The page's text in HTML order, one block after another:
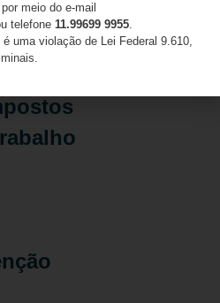
meio do e-mail
telefone 11.99699 9955.
uma violação de Lei Federal 9.610,